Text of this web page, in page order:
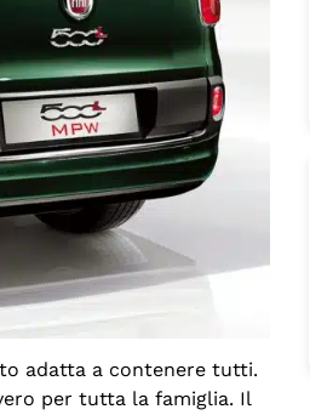
adatta a contenere tutti.
per tutta la famiglia. Il